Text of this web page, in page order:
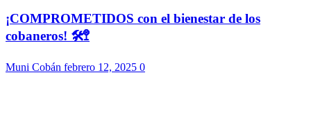
¡COMPROMETIDOS con el bienestar de los
cobaneros! 🛠️🚏
Muni Cobán febrero 12, 2025 0